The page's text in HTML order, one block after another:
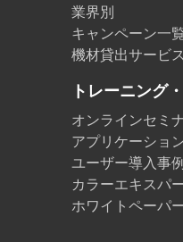
業界別
キャンペーン一
機材貸出サービ
トレーニング
オンラインセミ
アプリケーショ
ユーザー導入事
カラーエキスパ
ホワイトペーパ